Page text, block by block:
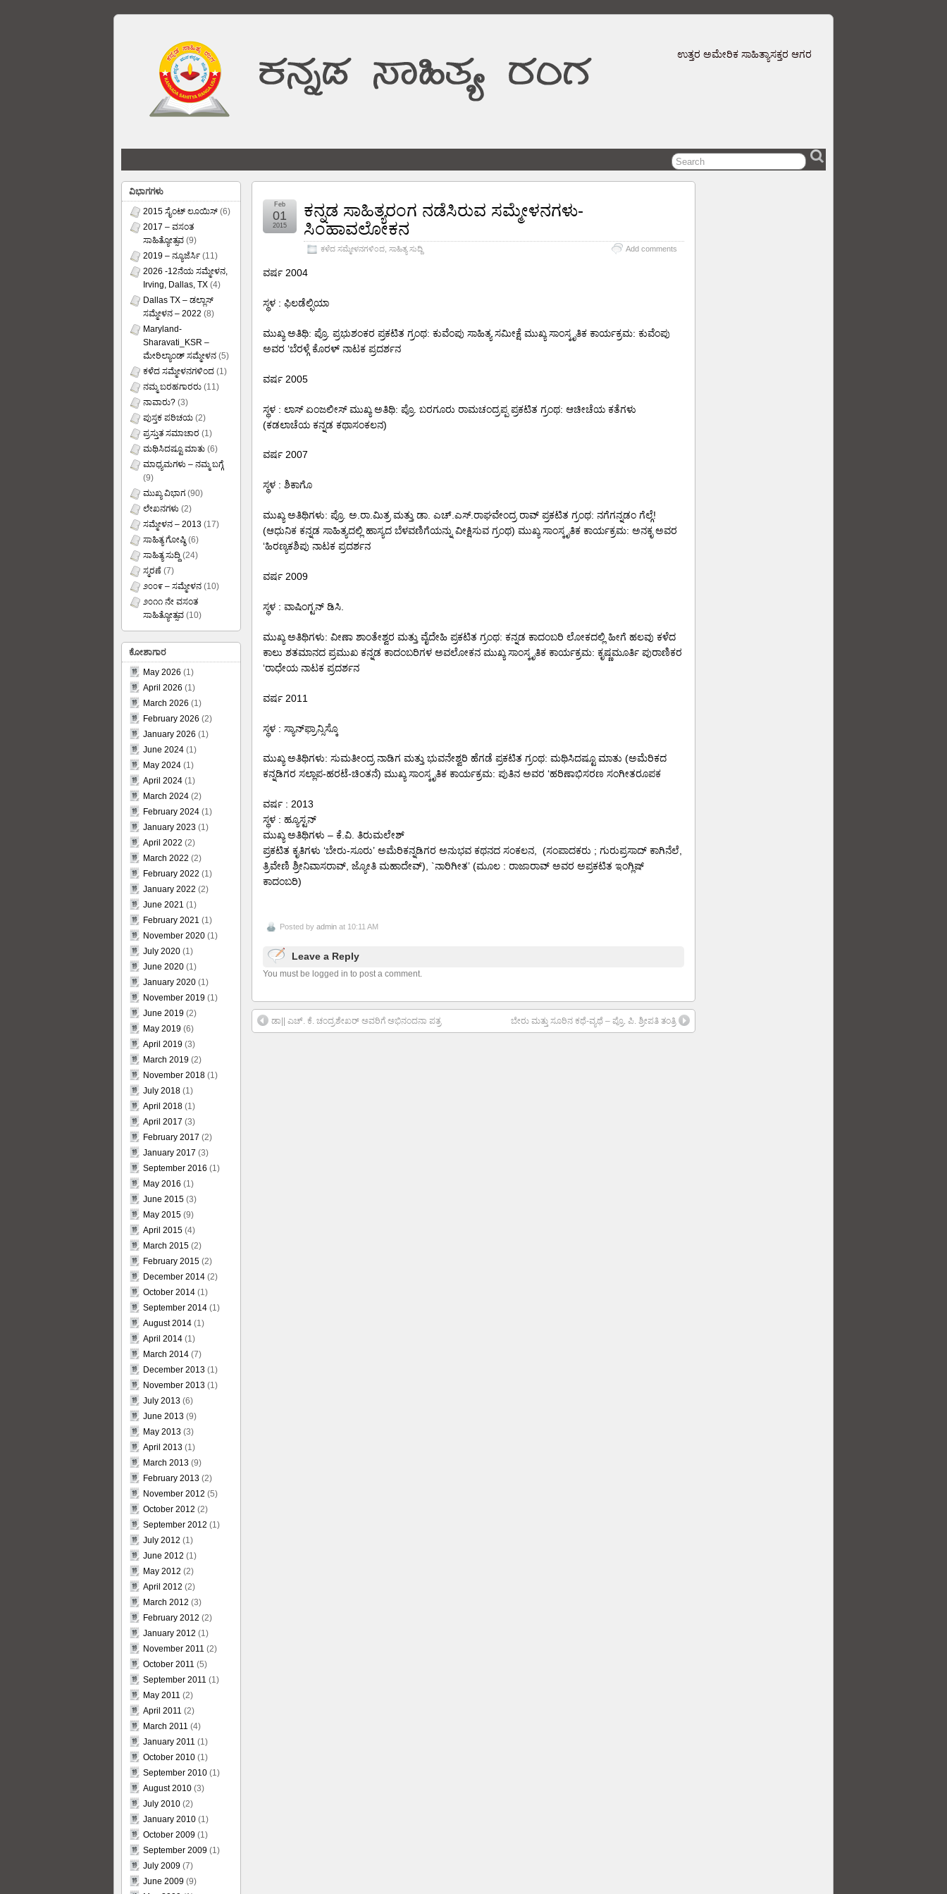
ಉತ್ತರ ಅಮೇರಿಕ ಸಾಹಿತ್ಯಾಸಕ್ತರ ಆಗರ
ಕನ್ನಡ ಸಾಹಿತ್ಯರಂಗ ನಡೆಸಿರುವ ಸಮ್ಮೇಳನಗಳು-
ಸಿಂಹಾವಲೋಕನ
ಕಳೆದ ಸಮ್ಮೇಳನಗಳಿಂದ ಸಾಹಿತ್ಯ ಸುದ್ದಿ Add comments
Feb
01
2015
ವರ್ಷ 2004
ಸ್ಥಳ : ಫಿಲಡೆಲ್ಫಿಯಾ
ಮುಖ್ಯ ಅತಿಥಿ: ಪ್ರೊ. ಪ್ರಭುಶಂಕರ ಪ್ರಕಟಿತ ಗ್ರಂಥ: ಕುವೆಂಪು ಸಾಹಿತ್ಯ ಸಮೀಕ್ಷೆ ಮುಖ್ಯ ಸಾಂಸ್ಕೃತಿಕ ಕಾರ್ಯಕ್ರಮ: ಕುವೆಂಪು
ಅವರ ‘ಬೆರಳ್ಗೆ ಕೊರಳ್ ನಾಟಕ ಪ್ರದರ್ಶನ
ವರ್ಷ 2005
ಸ್ಥಳ : ಲಾಸ್ ಏಂಜಲೀಸ್ ಮುಖ್ಯ ಅತಿಥಿ: ಪ್ರೊ. ಬರಗೂರು ರಾಮಚಂದ್ರಪ್ಪ ಪ್ರಕಟಿತ ಗ್ರಂಥ: ಆಚೀಚೆಯ ಕತೆಗಳು
(ಕಡಲಾಚೆಯ ಕನ್ನಡ ಕಥಾಸಂಕಲನ)
ವರ್ಷ 2007
ಸ್ಥಳ : ಶಿಕಾಗೊ
ಮುಖ್ಯ ಅತಿಥಿಗಳು: ಪ್ರೊ. ಅ.ರಾ.ಮಿತ್ರ ಮತ್ತು ಡಾ. ಎಚ್.ಎಸ್.ರಾಘವೇಂದ್ರ ರಾವ್ ಪ್ರಕಟಿತ ಗ್ರಂಥ: ನಗೆಗನ್ನಡಂ ಗೆಲ್ಗೆ!
(ಆಧುನಿಕ ಕನ್ನಡ ಸಾಹಿತ್ಯದಲ್ಲಿ ಹಾಸ್ಯದ ಬೆಳವಣಿಗೆಯನ್ನು ವೀಕ್ಷಿಸುವ ಗ್ರಂಥ) ಮುಖ್ಯ ಸಾಂಸ್ಕೃತಿಕ ಕಾರ್ಯಕ್ರಮ: ಅನಕೃ ಅವರ
‘ಹಿರಣ್ಯಕಶಿಪು ನಾಟಕ ಪ್ರದರ್ಶನ
ವರ್ಷ 2009
ಸ್ಥಳ : ವಾಷಿಂಗ್ಟನ್ ಡಿಸಿ.
ಮುಖ್ಯ ಅತಿಥಿಗಳು: ವೀಣಾ ಶಾಂತೇಶ್ವರ ಮತ್ತು ವೈದೇಹಿ ಪ್ರಕಟಿತ ಗ್ರಂಥ: ಕನ್ನಡ ಕಾದಂಬರಿ ಲೋಕದಲ್ಲಿ ಹೀಗೆ ಹಲವು ಕಳೆದ
ಕಾಲು ಶತಮಾನದ ಪ್ರಮುಖ ಕನ್ನಡ ಕಾದಂಬರಿಗಳ ಅವಲೋಕನ ಮುಖ್ಯ ಸಾಂಸ್ಕೃತಿಕ ಕಾರ್ಯಕ್ರಮ: ಕೃಷ್ಣಮೂರ್ತಿ ಪುರಾಣಿಕರ
‘ರಾಧೇಯ ನಾಟಕ ಪ್ರದರ್ಶನ
ವರ್ಷ 2011
ಸ್ಥಳ : ಸ್ಯಾನ್‌ಫ್ರಾನ್ಸಿಸ್ಕೊ
ಮುಖ್ಯ ಅತಿಥಿಗಳು: ಸುಮತೀಂದ್ರ ನಾಡಿಗ ಮತ್ತು ಭುವನೇಶ್ವರಿ ಹೆಗಡೆ ಪ್ರಕಟಿತ ಗ್ರಂಥ: ಮಥಿಸಿದಷ್ಟೂ ಮಾತು (ಅಮೆರಿಕದ
ಕನ್ನಡಿಗರ ಸಲ್ಲಾಪ-ಹರಟೆ-ಚಿಂತನೆ) ಮುಖ್ಯ ಸಾಂಸ್ಕೃತಿಕ ಕಾರ್ಯಕ್ರಮ: ಪುತಿನ ಅವರ ‘ಹರಿಣಾಭಿಸರಣ ಸಂಗೀತರೂಪಕ
ವರ್ಷ : 2013
ಸ್ಥಳ : ಹ್ಯೂಸ್ಟನ್
ಮುಖ್ಯ ಅತಿಥಿಗಳು – ಕೆ.ವಿ. ತಿರುಮಲೇಶ್
ಪ್ರಕಟಿತ ಕೃತಿಗಳು ‘ಬೇರು-ಸೂರು’ ಅಮೆರಿಕನ್ನಡಿಗರ ಅನುಭವ ಕಥನದ ಸಂಕಲನ, (ಸಂಪಾದಕರು ; ಗುರುಪ್ರಸಾದ್ ಕಾಗಿನೆಲೆ,
ತ್ರಿವೇಣಿ ಶ್ರೀನಿವಾಸರಾವ್, ಜ್ಯೋತಿ ಮಹಾದೇವ್), `ನಾರಿಗೀತ’ (ಮೂಲ : ರಾಜಾರಾವ್ ಅವರ ಅಪ್ರಕಟಿತ ಇಂಗ್ಲಿಷ್
ಕಾದಂಬರಿ)
Posted by admin at 10:11 AM
Leave a Reply
You must be logged in to post a comment.
ಡಾ|| ಎಚ್. ಕೆ. ಚಂದ್ರಶೇಖರ್ ಅವರಿಗೆ ಅಭಿನಂದನಾ ಪತ್ರ ಬೇರು ಮತ್ತು ಸೂರಿನ ಕಥೆ-ವ್ಯಥೆ – ಪ್ರೊ. ಪಿ. ಶ್ರೀಪತಿ ತಂತ್ರಿ
ವಿಭಾಗಗಳು
2015 ಸೈಂಟ್ ಲೂಯಿಸ್ (6)
2017 – ವಸಂತ
ಸಾಹಿತ್ಯೋತ್ಸವ (9)
2019 – ನ್ಯೂಜೆರ್ಸಿ (11)
2026 -12ನೆಯ ಸಮ್ಮೇಳನ,
Irving, Dallas, TX (4)
Dallas TX – ಡಲ್ಲಾಸ್
ಸಮ್ಮೇಳನ – 2022 (8)
Maryland-
Sharavati_KSR –
ಮೇರಿಲ್ಯಾಂಡ್ ಸಮ್ಮೇಳನ (5)
ಕಳೆದ ಸಮ್ಮೇಳನಗಳಿಂದ (1)
ನಮ್ಮ ಬರಹಗಾರರು (11)
ನಾವಾರು? (3)
ಪುಸ್ತಕ ಪರಿಚಯ (2)
ಪ್ರಸ್ತುತ ಸಮಾಚಾರ (1)
ಮಥಿಸಿದಷ್ಟೂ ಮಾತು (6)
ಮಾಧ್ಯಮಗಳು – ನಮ್ಮ ಬಗ್ಗೆ
(9)
ಮುಖ್ಯ ವಿಭಾಗ (90)
ಲೇಖನಗಳು (2)
ಸಮ್ಮೇಳನ – 2013 (17)
ಸಾಹಿತ್ಯ ಗೋಷ್ಠಿ (6)
ಸಾಹಿತ್ಯ ಸುದ್ದಿ (24)
ಸ್ಮರಣೆ (7)
೨೦೦೯ – ಸಮ್ಮೇಳನ (10)
೨೦೧೧ ನೇ ವಸಂತ
ಸಾಹಿತ್ಯೋತ್ಸವ (10)
ಕೋಶಾಗಾರ
May 2026 (1)
April 2026 (1)
March 2026 (1)
February 2026 (2)
January 2026 (1)
June 2024 (1)
May 2024 (1)
April 2024 (1)
March 2024 (2)
February 2024 (1)
January 2023 (1)
April 2022 (2)
March 2022 (2)
February 2022 (1)
January 2022 (2)
June 2021 (1)
February 2021 (1)
November 2020 (1)
July 2020 (1)
June 2020 (1)
January 2020 (1)
November 2019 (1)
June 2019 (2)
May 2019 (6)
April 2019 (3)
March 2019 (2)
November 2018 (1)
July 2018 (1)
April 2018 (1)
April 2017 (3)
February 2017 (2)
January 2017 (3)
September 2016 (1)
May 2016 (1)
June 2015 (3)
May 2015 (9)
April 2015 (4)
March 2015 (2)
February 2015 (2)
December 2014 (2)
October 2014 (1)
September 2014 (1)
August 2014 (1)
April 2014 (1)
March 2014 (7)
December 2013 (1)
November 2013 (1)
July 2013 (6)
June 2013 (9)
May 2013 (3)
April 2013 (1)
March 2013 (9)
February 2013 (2)
November 2012 (5)
October 2012 (2)
September 2012 (1)
July 2012 (1)
June 2012 (1)
May 2012 (2)
April 2012 (2)
March 2012 (3)
February 2012 (2)
January 2012 (1)
November 2011 (2)
October 2011 (5)
September 2011 (1)
May 2011 (2)
April 2011 (2)
March 2011 (4)
January 2011 (1)
October 2010 (1)
September 2010 (1)
August 2010 (3)
July 2010 (2)
January 2010 (1)
October 2009 (1)
September 2009 (1)
July 2009 (7)
June 2009 (9)